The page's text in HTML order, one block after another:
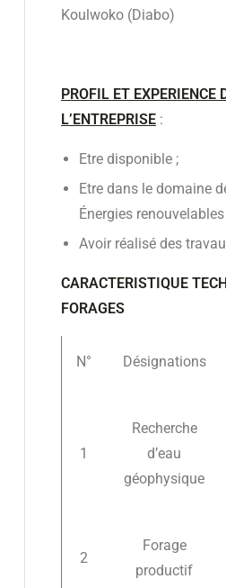
Koulwoko (Diabo)
PROFIL ET EXPERIENCE
L’ENTREPRISE :
Etre disponible ;
Etre dans le domaine
Énergies
Avoir réalisé des
CARACTERISTIQUE
FORAGES
N° Désignations
1
Recherche
d’eau
géophysique
2
Forage
productif